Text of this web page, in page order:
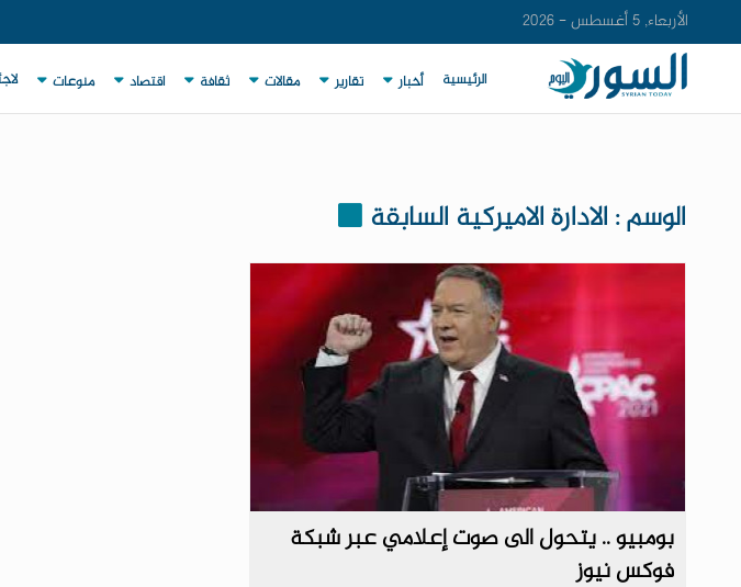
الأربعاء, 5 أغسطس - 2026
الرئيسية أخبار تقارير مقالات ثقافة اقتصاد منوعات
الوسم : الادارة الاميركية السابقة
بومبيو .. يتحول الى صوت إعلامي عبر شبكة
فوكس نيوز